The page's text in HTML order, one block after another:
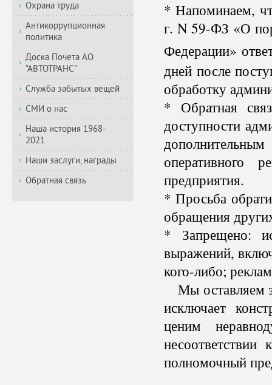
* Напоминаем,
г. N 59-ФЗ «О
Федерации»
дней после
обработку
* Обратная
доступности
оперативного
предприятия.
* Просьба
обращения
* Запрещено:
выражений,
кого-либо;
Мы оставляем
исключает
ценим
полномочный
Охрана труда
Антикоррупционная
политика
Доска Почета АО
"АВТОТРАНС"
Служба забытых вещей
СМИ о нас
Наша история 1968-
2021
Наши заслуги, награды
Обратная связь